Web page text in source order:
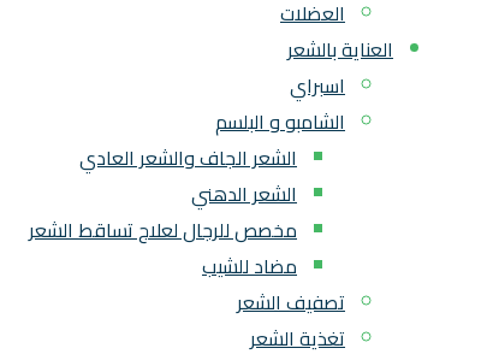
العضلات
العناية بالشعر
اسبراي
الشامبو و البلسم
الشعر الجاف والشعر العادي
الشعر الدهني
مخصص للرجال لعلاج تساقط الشعر
مضاد للشيب
تصفيف الشعر
تغذية الشعر